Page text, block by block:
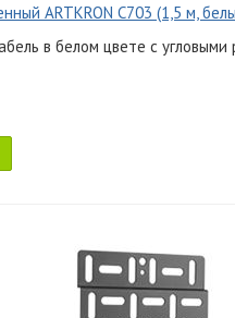
ARTKRON C703 (1,5 м,
в белом цвете с